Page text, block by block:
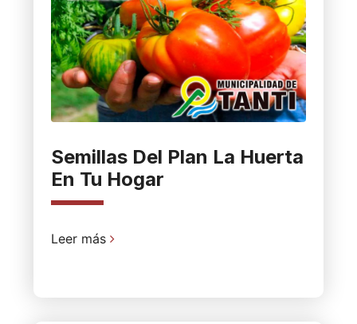
Semillas Del Plan La Huerta
En Tu Hogar
Leer más